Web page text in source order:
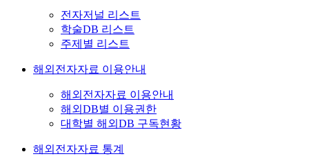
전자저널 리스트
학술DB 리스트
주제별 리스트
해외전자자료 이용안내
해외전자자료 이용안내
해외DB별 이용권한
대학별 해외DB 구독현황
해외전자자료 통계